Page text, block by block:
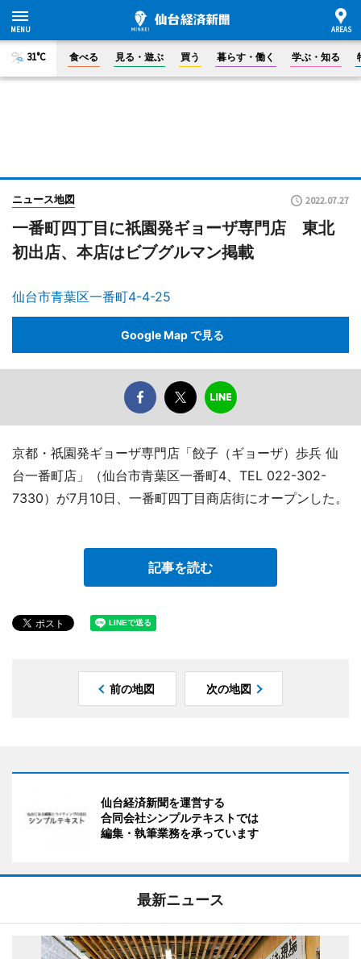
31°C 食べる 見る・遊ぶ 買う 暮らす・働く 学ぶ・知る
ニュース地図 2022.07.27
一番町四丁目に祇園発ギョーザ専門店 東北
初出店、本店はビブグルマン掲載
仙台市青葉区一番町4-4-25
Google Map で見る
京都・祇園発ギョーザ専門店「餃子（ギョーザ）歩兵 仙
台一番町店」（仙台市青葉区一番町4、TEL 022-302-
7330）が7月10日、一番町四丁目商店街にオープンした。
記事を読む
前の地図 次の地図
仙台経済新聞を運営する
合同会社シンプルテキストでは
編集・執筆業務を承っています
最新ニュース